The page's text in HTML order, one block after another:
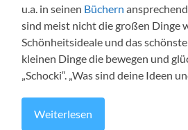
u.a. in seinen Büchern
sind meist nicht die großen Dinge
Schönheitsideale und das
kleinen Dinge die bewegen und
„Schocki“. „Was sind deine Ideen
Weiterlesen